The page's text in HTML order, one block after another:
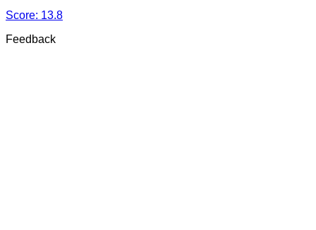
Score: 13.8
Feedback